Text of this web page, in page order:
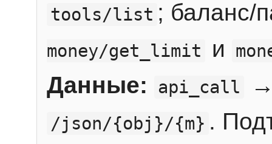
tools/list ; баланс/
money/get_limit и
Данные: api_call
/json/{obj}/{m} .